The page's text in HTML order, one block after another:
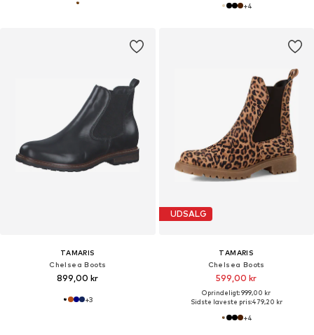
+4
TAMARIS
Chelsea Boots
899,00 kr
+3
UDSALG
TAMARIS
Chelsea Boots
599,00 kr
Oprindeligt: 999,00 kr
Sidste laveste pris:479,20 kr
+4